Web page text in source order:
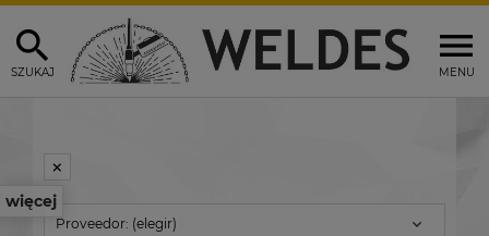
MENU
SZUKAJ
więcej
Proveedor: (elegir)